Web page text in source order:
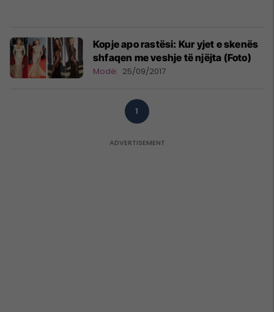
Kopje apo rastësi: Kur yjet e skenës
shfaqen me veshje të njëjta (Foto)
Modë 25/09/2017
1